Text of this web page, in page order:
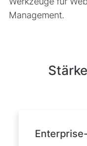
Management.